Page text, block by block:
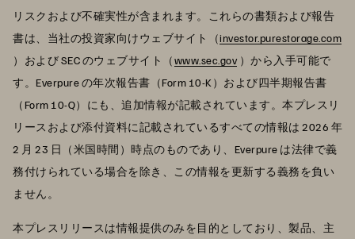
リスクおよび不確実性が含まれます。これらの書類および報告
書は、当社の投資家向けウェブサイト（investor.purestorage.com
）および SEC のウェブサイト（www.sec.gov ）から入手可能で
す。Everpure の年次報告書（Form 10-K）および四半期報告書
（Form 10-Q）にも、追加情報が記載されています。本プレスリ
リースおよび添付資料に記載されているすべての情報は 2026 年
2 月 23 日（米国時間）時点のものであり、Everpure は法律で義
務付けられている場合を除き、この情報を更新する義務を負い
ません。
本プレスリリースは情報提供のみを目的としており、製品、主